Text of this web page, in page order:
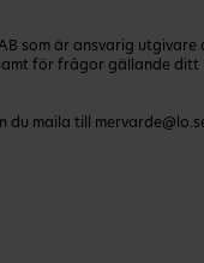
som är ansvarig
för frågor gällande ditt
du maila till